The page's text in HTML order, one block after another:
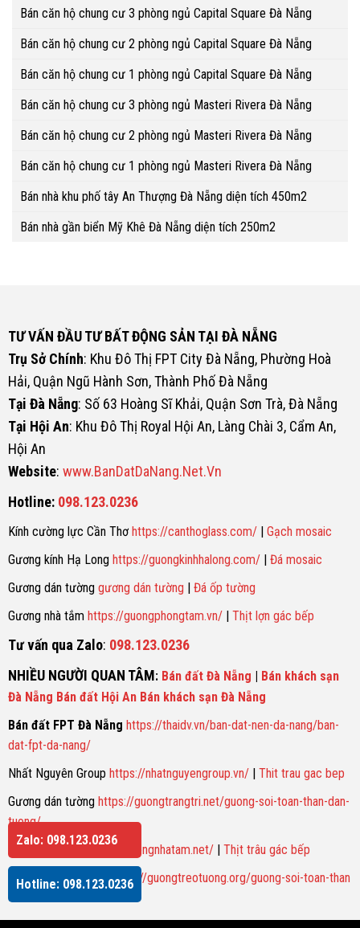
Bán căn hộ chung cư 3 phòng ngủ Capital Square Đà Nẵng
Bán căn hộ chung cư 2 phòng ngủ Capital Square Đà Nẵng
Bán căn hộ chung cư 1 phòng ngủ Capital Square Đà Nẵng
Bán căn hộ chung cư 3 phòng ngủ Masteri Rivera Đà Nẵng
Bán căn hộ chung cư 2 phòng ngủ Masteri Rivera Đà Nẵng
Bán căn hộ chung cư 1 phòng ngủ Masteri Rivera Đà Nẵng
Bán nhà khu phố tây An Thượng Đà Nẵng diện tích 450m2
Bán nhà gần biển Mỹ Khê Đà Nẵng diện tích 250m2
TƯ VẤN ĐẦU TƯ BẤT ĐỘNG SẢN TẠI ĐÀ NẴNG
Trụ Sở Chính: Khu Đô Thị FPT City Đà Nẵng, Phường Hoà
Hải, Quận Ngũ Hành Sơn, Thành Phố Đà Nẵng
Tại Đà Nẵng: Số 63 Hoàng Sĩ Khải, Quận Sơn Trà, Đà Nẵng
Tại Hội An: Khu Đô Thị Royal Hội An, Làng Chài 3, Cẩm An,
Hội An
Website: www.BanDatDaNang.Net.Vn
Hotline: 098.123.0236
Kính cường lực Cần Thơ https://canthoglass.com/| Gạch mosaic
Gương kính Hạ Long https://guongkinhhalong.com/| Đá mosaic
Gương dán tường gương dán tường | Đá ốp tường
Gương nhà tắm https://guongphongtam.vn/| Thịt lợn gác bếp
Tư vấn qua Zalo: 098.123.0236
NHIỀU NGƯỜI QUAN TÂM: Bán đất Đà Nẵng | Bán khách sạn
Đà Nẵng Bán đất Hội An Bán khách sạn Đà Nẵng
Bán đất FPT Đà Nẵng https://thaidv.vn/ban-dat-nen-da-nang/ban-
dat-fpt-da-nang/
Nhất Nguyên Group https://nhatnguyengroup.vn/| Thit trau gac bep
Gương dán tường https://guongtrangtri.net/guong-soi-toan-than-dan-
tuong/
Gương nhà tắmhttps://guongnhatam.net/| Thịt trâu gác bếp
Gương soi toàn thânhttps://guongtreotuong.org/guong-soi-toan-than
Zalo: 098.123.0236
Hotline: 098.123.0236